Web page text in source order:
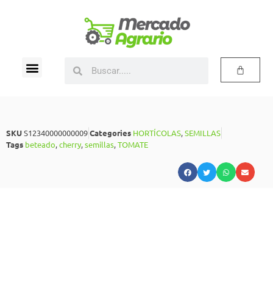
SKUS12340000000009Categories HORTÍCOLAS,SEMILLAS
Tags beteado,cherry,semillas,TOMATE